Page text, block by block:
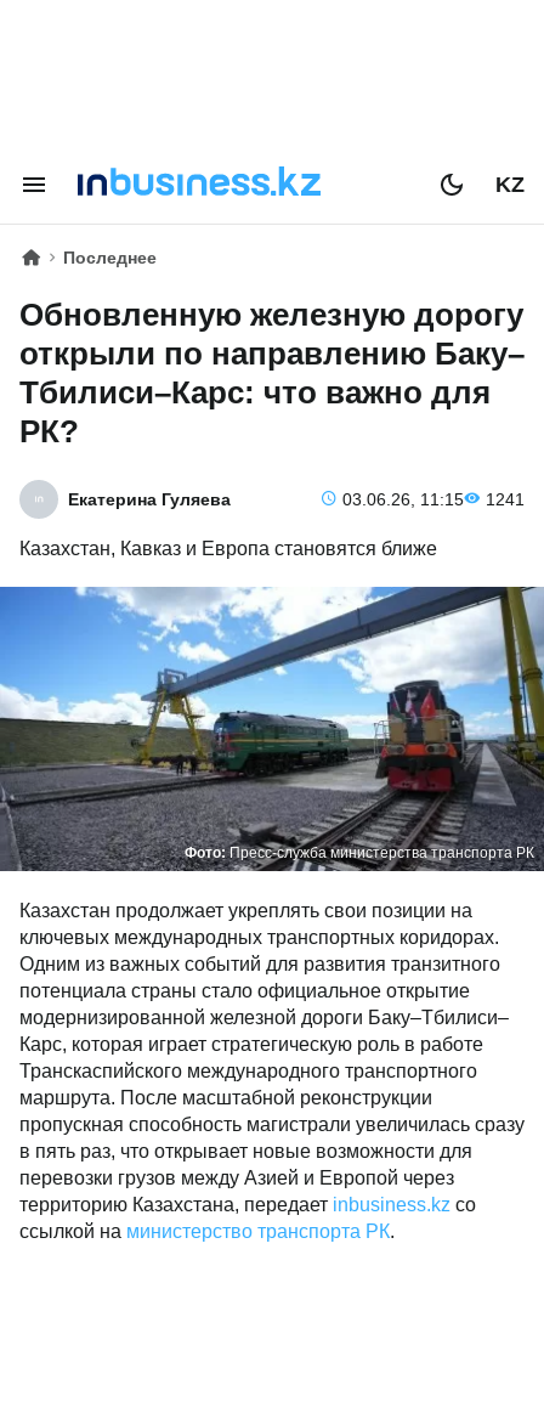
KZ
Последнее
Обновленную железную дорогу
открыли по направлению Баку–
Тбилиси–Карс: что важно для
РК?
Екатерина Гуляева 03.06.26, 11:15 1241
Казахстан, Кавказ и Европа становятся ближе
Фото:Пресс-служба министерства транспорта РК
Казахстан продолжает укреплять свои позиции на
ключевых международных транспортных коридорах.
Одним из важных событий для развития транзитного
потенциала страны стало официальное открытие
модернизированной железной дороги Баку–Тбилиси–
Карс, которая играет стратегическую роль в работе
Транскаспийского международного транспортного
маршрута. После масштабной реконструкции
пропускная способность магистрали увеличилась сразу
в пять раз, что открывает новые возможности для
перевозки грузов между Азией и Европой через
территорию Казахстана, передает inbusiness.kz со
ссылкой на министерство транспорта РК.